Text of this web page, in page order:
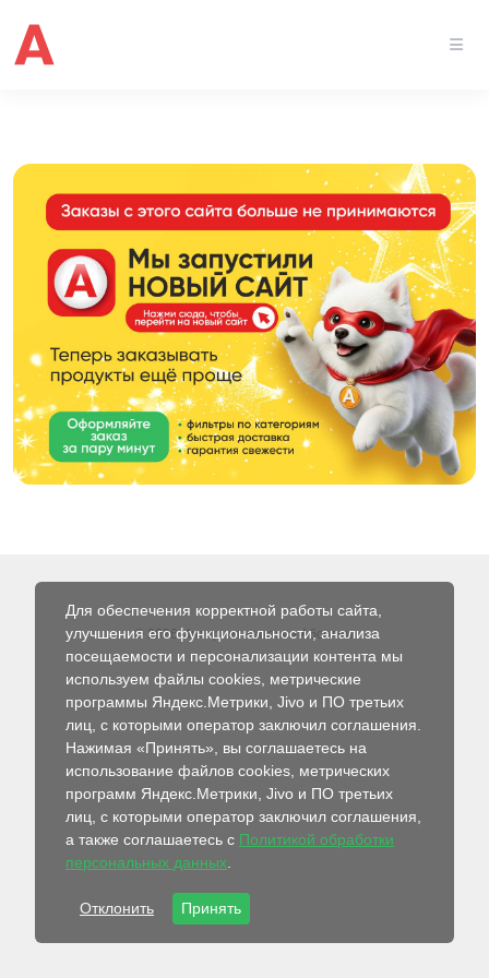
© 2026 Интернет-магазин Абсолют
Для обеспечения корректной работы сайта,
улучшения его функциональности, анализа
посещаемости и персонализации контента мы
используем файлы cookies, метрические
программы Яндекс.Метрики, Jivo и ПО третьих
лиц, с которыми оператор заключил соглашения.
Нажимая «Принять», вы соглашаетесь на
использование файлов cookies, метрических
программ Яндекс.Метрики, Jivo и ПО третьих
лиц, с которыми оператор заключил соглашения,
а также соглашаетесь с Политикой обработки
персональных данных
Отклонить Принять